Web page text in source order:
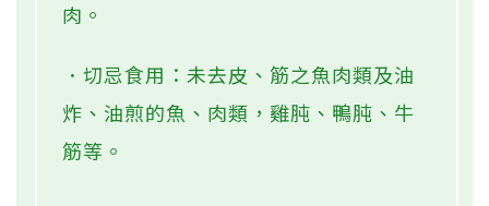
肉。
．切忌食用：未去皮、筋之魚肉類及油
炸、油煎的魚、肉類，雞肫、鴨肫、牛
筋等。